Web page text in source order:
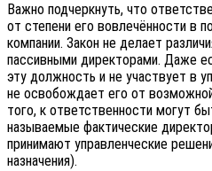
Важно подчеркнуть, что
от степени его вовлечённости в
компании. Закон не делает
пассивными директорами. Даже
эту должность и не участвует в
не освобождает его от
того, к ответственности могут
называемые фактические
принимают управленческие
назначения).